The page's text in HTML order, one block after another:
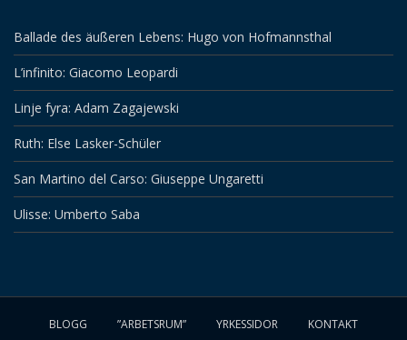
Ballade des äußeren Lebens: Hugo von Hofmannsthal
L’infinito: Giacomo Leopardi
Linje fyra: Adam Zagajewski
Ruth: Else Lasker-Schüler
San Martino del Carso: Giuseppe Ungaretti
Ulisse: Umberto Saba
BLOGG ”ARBETSRUM” YRKESSIDOR KONTAKT